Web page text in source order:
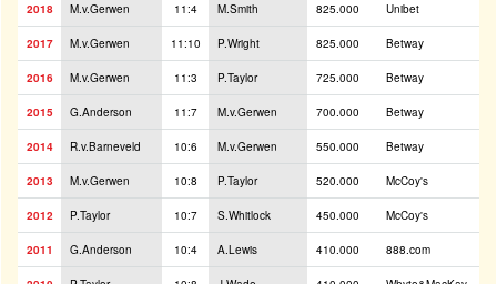
2018 M.v.Gerwen 11:4 M.Smith 825.000 Unibet
2017 M.v.Gerwen 11:10 P.Wright 825.000 Betway
2016 M.v.Gerwen 11:3 P.Taylor 725.000 Betway
2015 G.Anderson 11:7 M.v.Gerwen 700.000 Betway
2014 R.v.Barneveld 10:6 M.v.Gerwen 550.000 Betway
2013 M.v.Gerwen 10:8 P.Taylor 520.000 McCoy's
2012 P.Taylor 10:7 S.Whitlock 450.000 McCoy's
2011 G.Anderson 10:4 A.Lewis 410.000 888.com